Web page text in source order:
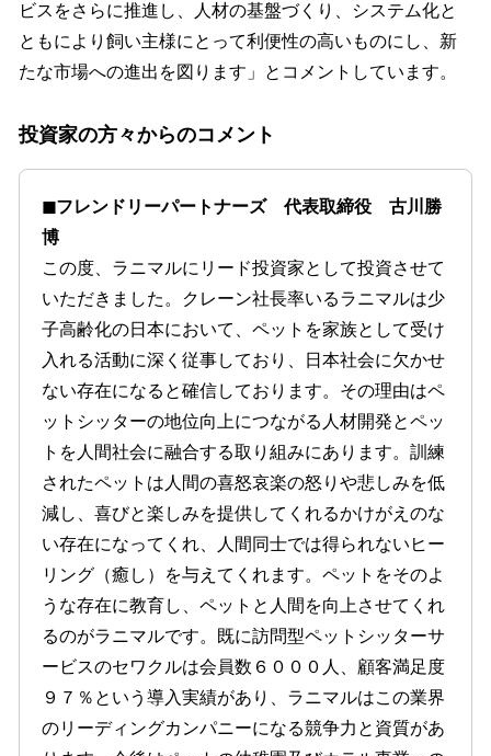
ビスをさらに推進し、人材の基盤づくり、システム化と
ともにより飼い主様にとって利便性の高いものにし、新
たな市場への進出を図ります」とコメントしています。
投資家の方々からのコメント
◼︎フレンドリーパートナーズ 代表取締役 古川勝
博
この度、ラニマルにリード投資家として投資させて
いただきました。クレーン社長率いるラニマルは少
子高齢化の日本において、ペットを家族として受け
入れる活動に深く従事しており、日本社会に欠かせ
ない存在になると確信しております。その理由はペ
ットシッターの地位向上につながる人材開発とペッ
トを人間社会に融合する取り組みにあります。訓練
されたペットは人間の喜怒哀楽の怒りや悲しみを低
減し、喜びと楽しみを提供してくれるかけがえのな
い存在になってくれ、人間同士では得られないヒー
リング（癒し）を与えてくれます。ペットをそのよ
うな存在に教育し、ペットと人間を向上させてくれ
るのがラニマルです。既に訪問型ペットシッターサ
ービスのセワクルは会員数６０００人、顧客満足度
９７％という導入実績があり、ラニマルはこの業界
のリーディングカンパニーになる競争力と資質があ